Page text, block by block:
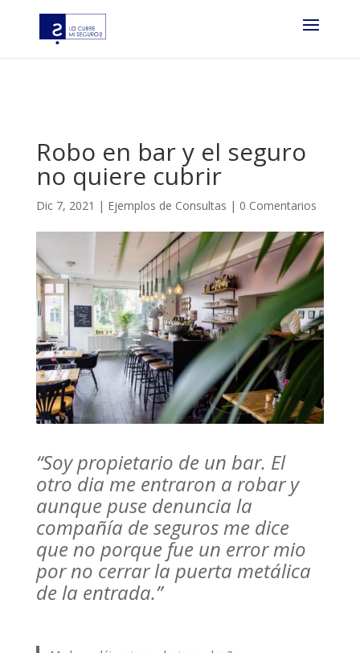
gtm4wp_the_gtm_tag(); } ?
Robo en bar y el seguro
no quiere cubrir
Dic 7, 2021 | Ejemplos de Consultas | 0 Comentarios
“Soy propietario de un bar. El
otro dia me entraron a robar y
aunque puse denuncia la
compañía de seguros me dice
que no porque fue un error mio
por no cerrar la puerta metálica
de la entrada.”